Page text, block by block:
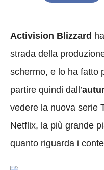
Activision Blizzard
strada della
schermo, e lo ha fatto
partire quindi dall’
vedere la nuova serie
Netflix, la più grande
quanto riguarda i